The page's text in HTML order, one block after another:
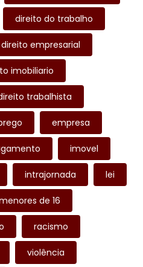
direito do trabalho
direito empresarial
imobiliario
trabalhista
empresa
imovel
intrajornada lei
de 16
racismo
violência